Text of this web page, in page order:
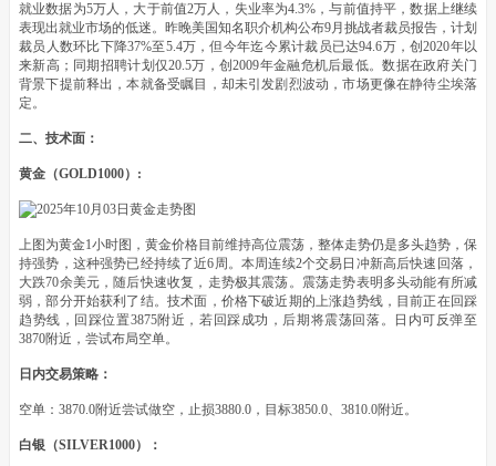
就业数据为5万人，大于前值2万人，失业率为4.3%，与前值持平，数据上继续
表现出就业市场的低迷。昨晚美国知名职介机构公布9月挑战者裁员报告，计划
裁员人数环比下降37%至5.4万，但今年迄今累计裁员已达94.6万，创2020年以
来新高；同期招聘计划仅20.5万，创2009年金融危机后最低。数据在政府关门
背景下提前释出，本就备受瞩目，却未引发剧烈波动，市场更像在静待尘埃落
定。
二、技术面：
黄金（GOLD1000）:
上图为黄金1小时图，黄金价格目前维持高位震荡，整体走势仍是多头趋势，保
持强势，这种强势已经持续了近6周。本周连续2个交易日冲新高后快速回落，
大跌70余美元，随后快速收复，走势极其震荡。震荡走势表明多头动能有所减
弱，部分开始获利了结。技术面，价格下破近期的上涨趋势线，目前正在回踩
趋势线，回踩位置3875附近，若回踩成功，后期将震荡回落。日内可反弹至
3870附近，尝试布局空单。
日内交易策略：
空单：3870.0附近尝试做空，止损3880.0，目标3850.0、3810.0附近。
白银（SILVER1000）：